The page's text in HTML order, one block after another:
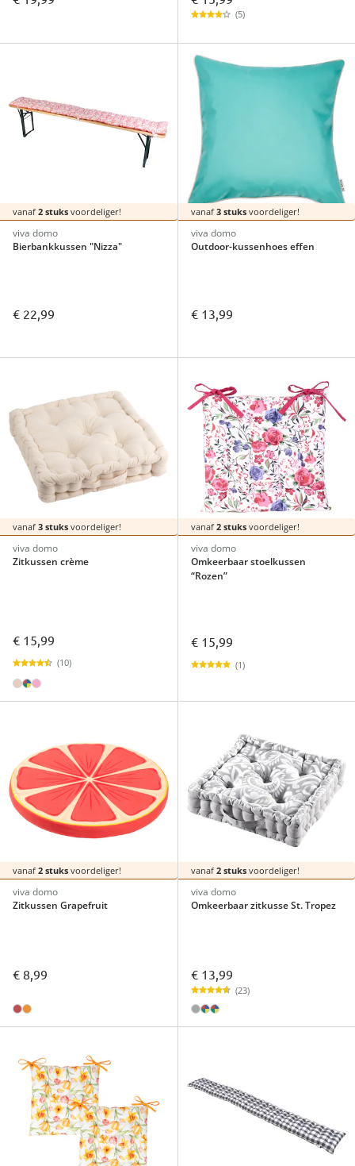
(5)
vanaf 2 stuks voordeliger!
viva domo
Bierbankkussen "Nizza"
€ 22,99
vanaf 3 stuksvoordeliger!
viva domo
Outdoor-kussenhoes effen
€ 13,99
vanaf 3 stuks voordeliger!
viva domo
Zitkussen crème
€ 15,99
(10)
vanaf 2 stuksvoordeliger!
viva domo
Omkeerbaar stoelkussen
“Rozen”
€ 15,99
(1)
vanaf 2 stuks voordeliger!
viva domo
Zitkussen Grapefruit
€ 8,99
vanaf 2 stuksvoordeliger!
viva domo
Omkeerbaar zitkusse St. Tropez
€ 13,99
(23)